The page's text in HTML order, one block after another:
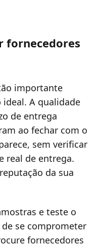
fornecedores
importante
A qualidade
de entrega
ao fechar com o
sem verificar
real de entrega.
da sua
e teste o
se comprometer
fornecedores